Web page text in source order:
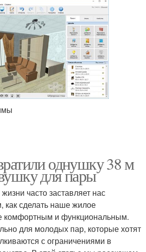
однушку 38 м
для пары
часто заставляет нас
как сделать наше жилое
комфортным и функциональным.
для молодых пар, которые хотят
с ограничениями в